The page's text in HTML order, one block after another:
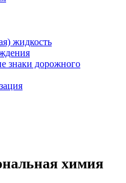
жидкость
знаки дорожного
химия